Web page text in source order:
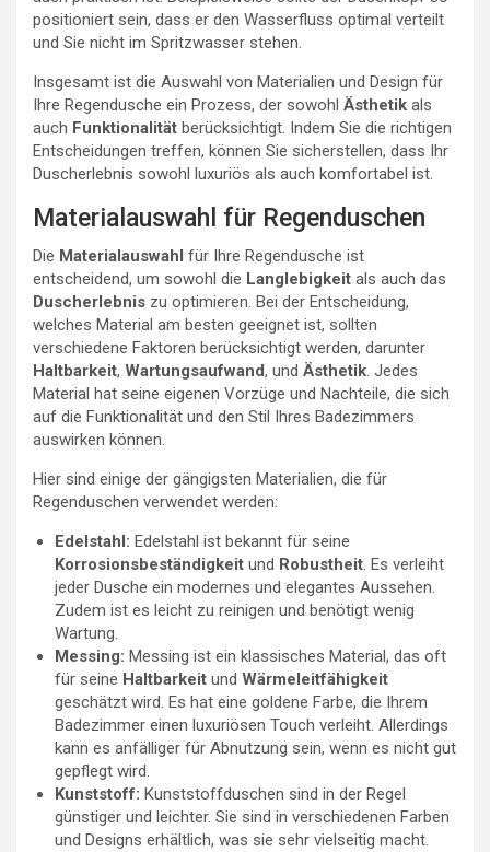
positioniert sein, dass er den Wasserfluss optimal verteilt
und Sie nicht im Spritzwasser stehen.
Insgesamt ist die Auswahl von Materialien und Design für
Ihre Regendusche ein Prozess, der sowohl Ästhetik als
auch Funktionalität berücksichtigt. Indem Sie die richtigen
Entscheidungen treffen, können Sie sicherstellen, dass Ihr
Duscherlebnis sowohl luxuriös als auch komfortabel ist.
Materialauswahl für Regenduschen
Die Materialauswahl für Ihre Regendusche ist
entscheidend, um sowohl die Langlebigkeit als auch das
Duscherlebnis zu optimieren. Bei der Entscheidung,
welches Material am besten geeignet ist, sollten
verschiedene Faktoren berücksichtigt werden, darunter
Haltbarkeit, Wartungsaufwand, und Ästhetik. Jedes
Material hat seine eigenen Vorzüge und Nachteile, die sich
auf die Funktionalität und den Stil Ihres Badezimmers
auswirken können.
Hier sind einige der gängigsten Materialien, die für
Regenduschen verwendet werden:
Edelstahl: Edelstahl ist bekannt für seine
Korrosionsbeständigkeit und Robustheit. Es verleiht
jeder Dusche ein modernes und elegantes Aussehen.
Zudem ist es leicht zu reinigen und benötigt wenig
Wartung.
Messing: Messing ist ein klassisches Material, das oft
für seine Haltbarkeit und Wärmeleitfähigkeit
geschätzt wird. Es hat eine goldene Farbe, die Ihrem
Badezimmer einen luxuriösen Touch verleiht. Allerdings
kann es anfälliger für Abnutzung sein, wenn es nicht gut
gepflegt wird.
Kunststoff: Kunststoffduschen sind in der Regel
günstiger und leichter. Sie sind in verschiedenen Farben
und Designs erhältlich, was sie sehr vielseitig macht.